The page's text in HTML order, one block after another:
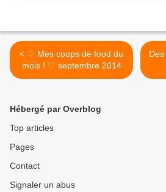
< ♡ Mes coups de food du
mois ! ♡ septembre 2014
Hébergé par Overblog
Top articles
Pages
Contact
Signaler un abus